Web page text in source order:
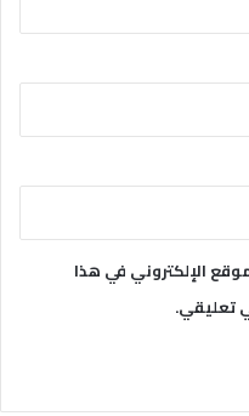
الإلكتروني في هذا
تعليقي.